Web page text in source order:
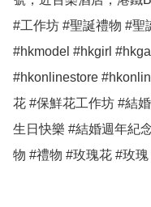
#工作坊 #聖誕禮物 #聖
#hkmodel #hkgirl
#hkonlinestore
花 #保鮮花工作坊 #結
生日快樂 #結婚週年紀
物 #禮物 #玫瑰花 #玫